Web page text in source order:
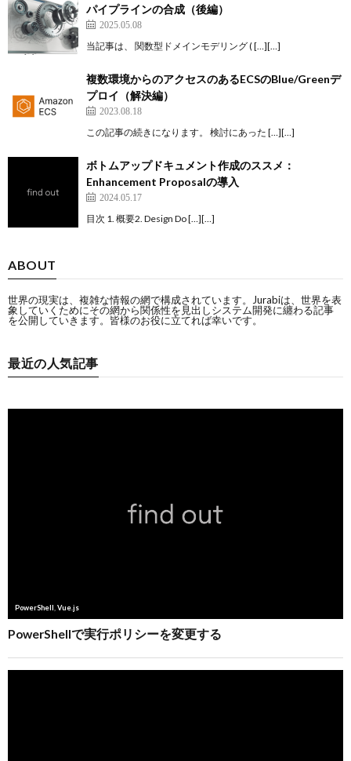
パイプラインの合成（後編）
2025.05.08
当記事は、 関数型ドメインモデリング ( […][…]
複数環境からのアクセスのあるECSのBlue/Greenデ
プロイ（解決編）
2023.08.18
この記事の続きになります。 検討にあった […][…]
ボトムアップドキュメント作成のススメ：
Enhancement Proposalの導入
2024.05.17
目次 1. 概要2. Design Do […][…]
ABOUT
世界の現実は、複雑な情報の網で構成されています。Jurabiは、世界を表
象していくためにその網から関係性を見出しシステム開発に纏わる記事
を公開していきます。皆様のお役に立てれば幸いです。
最近の人気記事